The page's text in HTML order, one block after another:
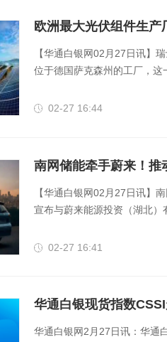
欧洲最大光伏组件生
【华通白银网02月27日讯】
位于德国萨克森州的工厂，
 02-27 16:44
南网储能牵手蔚来！推
【华通白银网02月27日讯】
宣布与蔚来能源投资（湖北
 02-27 16:41
华通白银现货指数
华通白银网2月27日讯：华通